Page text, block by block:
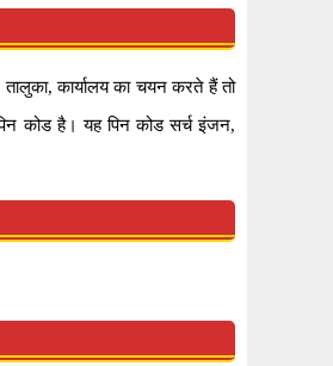
कार्यालय का चयन करते हैं तो
कोड है। यह पिन कोड सर्च इंजन,